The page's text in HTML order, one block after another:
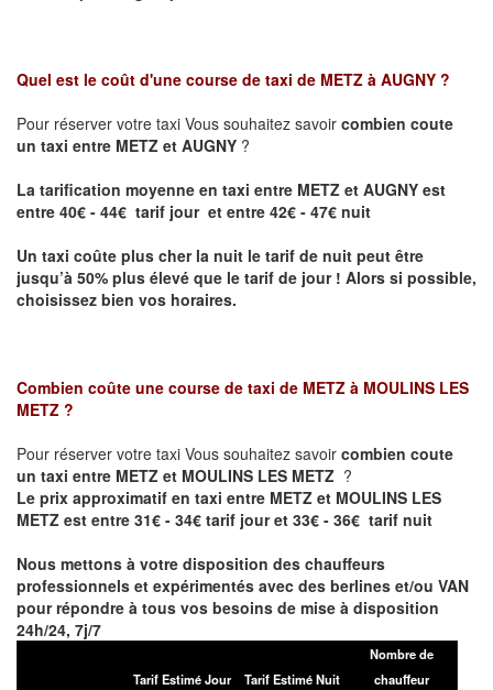
Quel est le coût d'une course de taxi de METZ à AUGNY ?
Pour réserver votre taxi Vous souhaitez savoir combien coute
un taxi entre METZ et AUGNY ?
La tarification moyenne en taxi entre METZ et AUGNY est
entre 40€ - 44€ tarif jour et entre 42€ - 47€ nuit
Un taxi coûte plus cher la nuit le tarif de nuit peut être
jusqu’à 50% plus élevé que le tarif de jour ! Alors si possible,
choisissez bien vos horaires.
Combien coûte une course de taxi de METZ à MOULINS LES
METZ ?
Pour réserver votre taxi Vous souhaitez savoir combien coute
un taxi entre METZ et MOULINS LES METZ ?
Le prix approximatif en taxi entre METZ et MOULINS LES
METZ est entre 31€ - 34€ tarif jour et 33€ - 36€ tarif nuit
Nous mettons à votre disposition des chauffeurs
professionnels et expérimentés avec des berlines et/ou VAN
pour répondre à tous vos besoins de mise à disposition
24h/24, 7j/7
Tarif Estimé Jour Tarif Estimé Nuit
Nombre de
chauffeur